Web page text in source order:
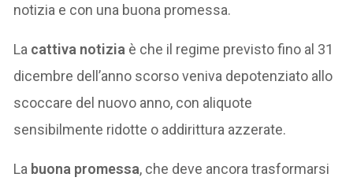
notizia e con una buona promessa.
La cattiva notizia è che il regime previsto fino al 31
dicembre dell’anno scorso veniva depotenziato allo
scoccare del nuovo anno, con aliquote
sensibilmente ridotte o addirittura azzerate.
La buona promessa, che deve ancora trasformarsi